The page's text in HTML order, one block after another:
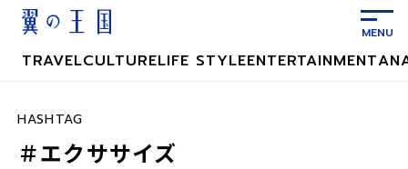
TRAVELCULTURELIFE STYLEENTERTAINMENT
＃エクササイズ
HASHTAG